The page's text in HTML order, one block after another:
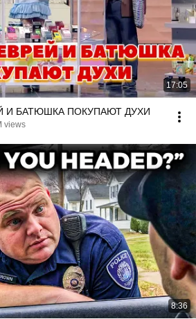
17:05
И БАТЮШКА ПОКУПАЮТ ДУХИ
views
8:36